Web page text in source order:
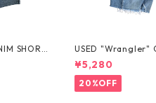
SHORT
USED "Wrangler"
F DENIM SHORTS
¥5,280
20%OFF